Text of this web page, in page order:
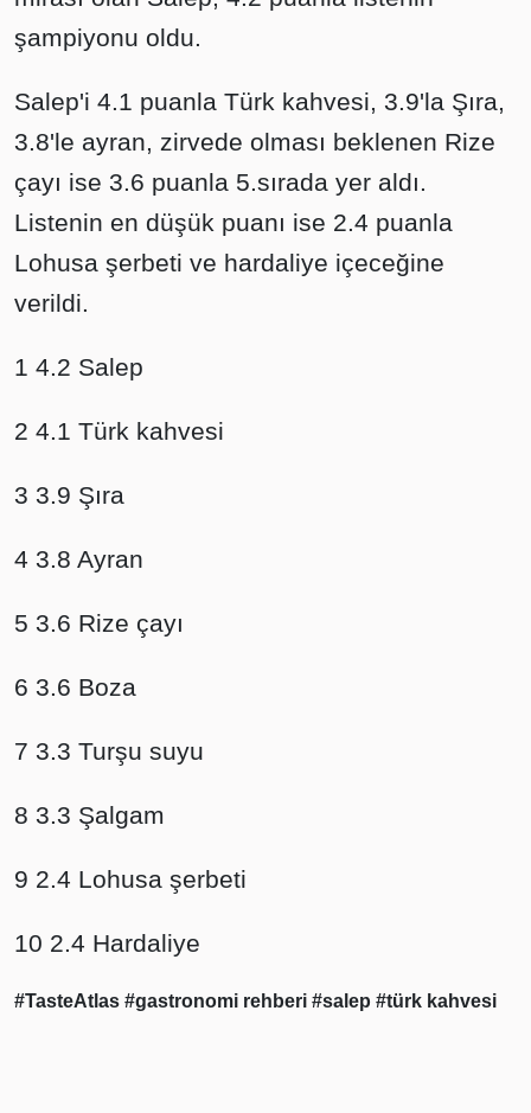
şampiyonu oldu.
Salep'i 4.1 puanla Türk kahvesi, 3.9'la Şıra,
3.8'le ayran, zirvede olması beklenen Rize
çayı ise 3.6 puanla 5.sırada yer aldı.
Listenin en düşük puanı ise 2.4 puanla
Lohusa şerbeti ve hardaliye içeceğine
verildi.
1 4.2 Salep
2 4.1 Türk kahvesi
3 3.9 Şıra
4 3.8 Ayran
5 3.6 Rize çayı
6 3.6 Boza
7 3.3 Turşu suyu
8 3.3 Şalgam
9 2.4 Lohusa şerbeti
10 2.4 Hardaliye
#TasteAtlas #gastronomi rehberi #salep #türk kahvesi